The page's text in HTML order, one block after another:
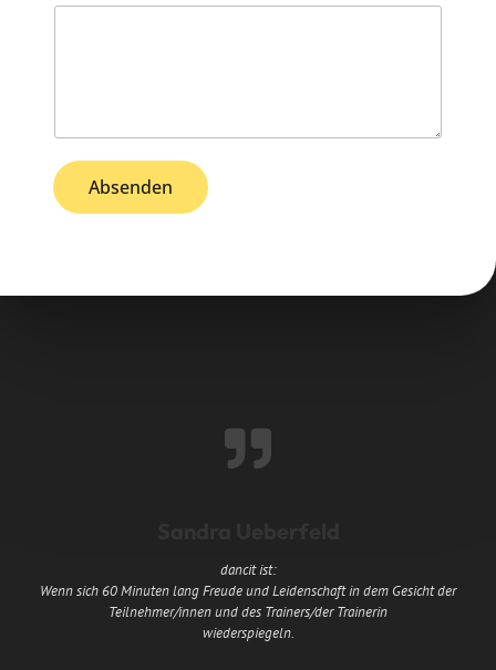
Absenden
dancit ist:
Wenn sich 60 Minuten lang Freude und Leidenschaft in dem Gesicht der
Teilnehmer/innen und des Trainers/der Trainerin
wiederspiegeln.